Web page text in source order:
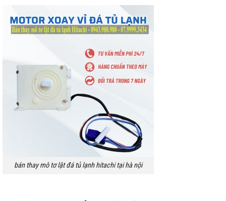
bán thay mô tơ lật đá tủ lạnh hitachi tại hà nội